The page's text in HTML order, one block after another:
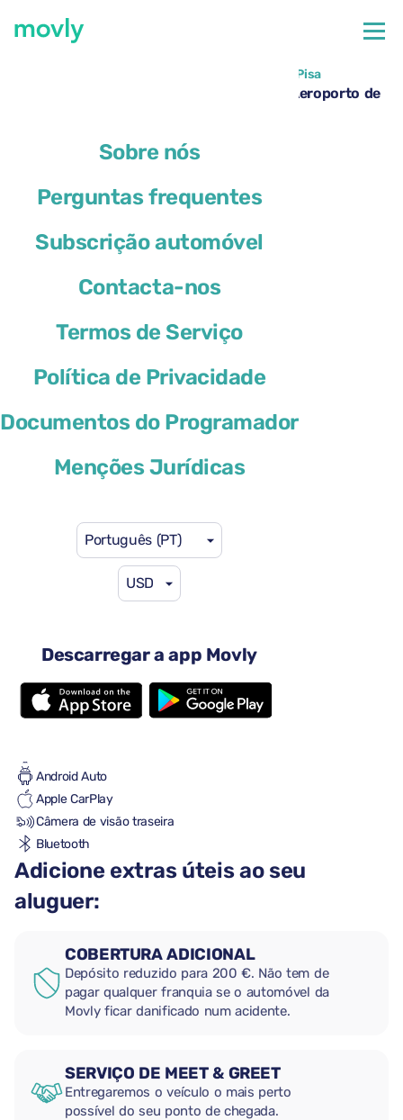
Sobre nós
Perguntas frequentes
Subscrição automóvel
Contacta-nos
Termos de Serviço
Política de Privacidade
Documentos do Programador
Menções Jurídicas
Português (PT)
USD
Descarregar a app Movly
Todos os carros disponíveis no Aeroporto de Pisa
Aluguer de Cupra Leon Sportstourer no Aeroporto de
Cupra Leon Sportstourer
Transmissão automática
5 lugares
4 malas grandes
Android Auto
Apple CarPlay
Câmera de visão traseira
Bluetooth
Adicione extras úteis ao seu
aluguer:
COBERTURA ADICIONAL
Depósito reduzido para 200 €. Não tem de
pagar qualquer franquia se o automóvel da
Movly ficar danificado num acidente.
SERVIÇO DE MEET & GREET
Entregaremos o veículo o mais perto
possível do seu ponto de chegada.